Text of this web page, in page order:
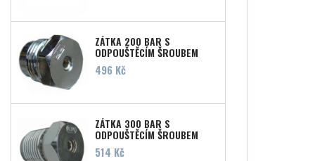
ZÁTKA 200 BAR S
ODPOUŠTĚCÍM ŠROUBEM
Cena
496 Kč
ZÁTKA 300 BAR S
ODPOUŠTĚCÍM ŠROUBEM
Cena
514 Kč